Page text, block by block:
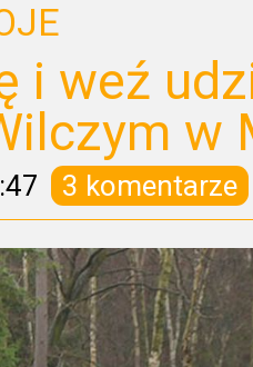
i weź
w
3 komentarze